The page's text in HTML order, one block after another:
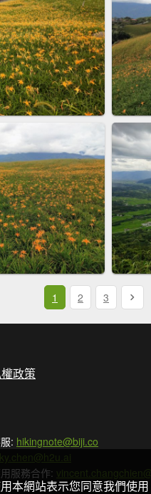
1 2 3
政策
: hikingnote@biji.co
服務合作:
本網站表示您同意我們使